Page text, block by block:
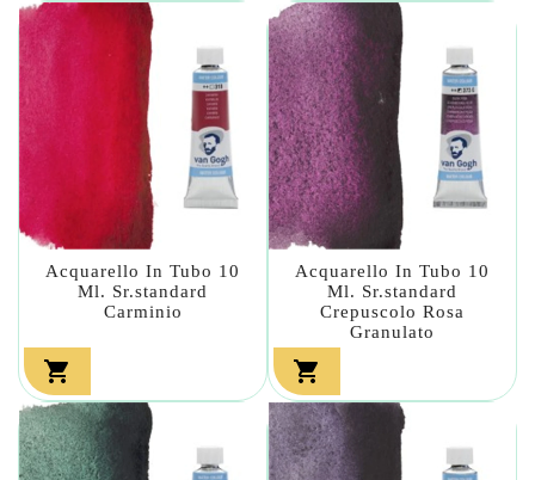
Acquarello In Tubo 10
Ml. Sr.standard
Carminio

Acquarello In Tubo 10
Ml. Sr.standard
Crepuscolo Rosa
Granulato
